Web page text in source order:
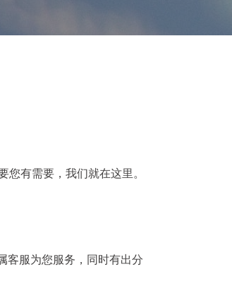
您有需要，我们就在这里。
客服为您服务，同时有出分